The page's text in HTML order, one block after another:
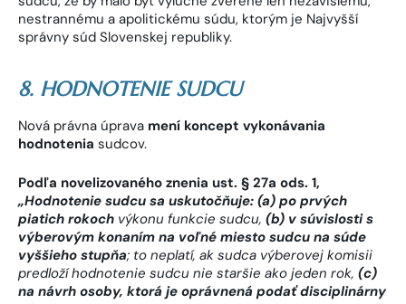
nestrannému a apolitickému súdu, ktorým je Najvyšší
správny súd Slovenskej republiky.
8. HODNOTENIE SUDCU
Nová právna úprava mení koncept vykonávania
hodnotenia sudcov.
Podľa novelizovaného znenia ust. § 27a ods. 1,
„Hodnotenie sudcu sa uskutočňuje: (a) po prvých
piatich rokoch výkonu funkcie sudcu, (b) v súvislosti s
výberovým konaním na voľné miesto sudcu na súde
vyššieho stupňa; to neplatí, ak sudca výberovej komisii
predloží hodnotenie sudcu nie staršie ako jeden rok, (c)
na návrh osoby, ktorá je oprávnená podať disciplinárny